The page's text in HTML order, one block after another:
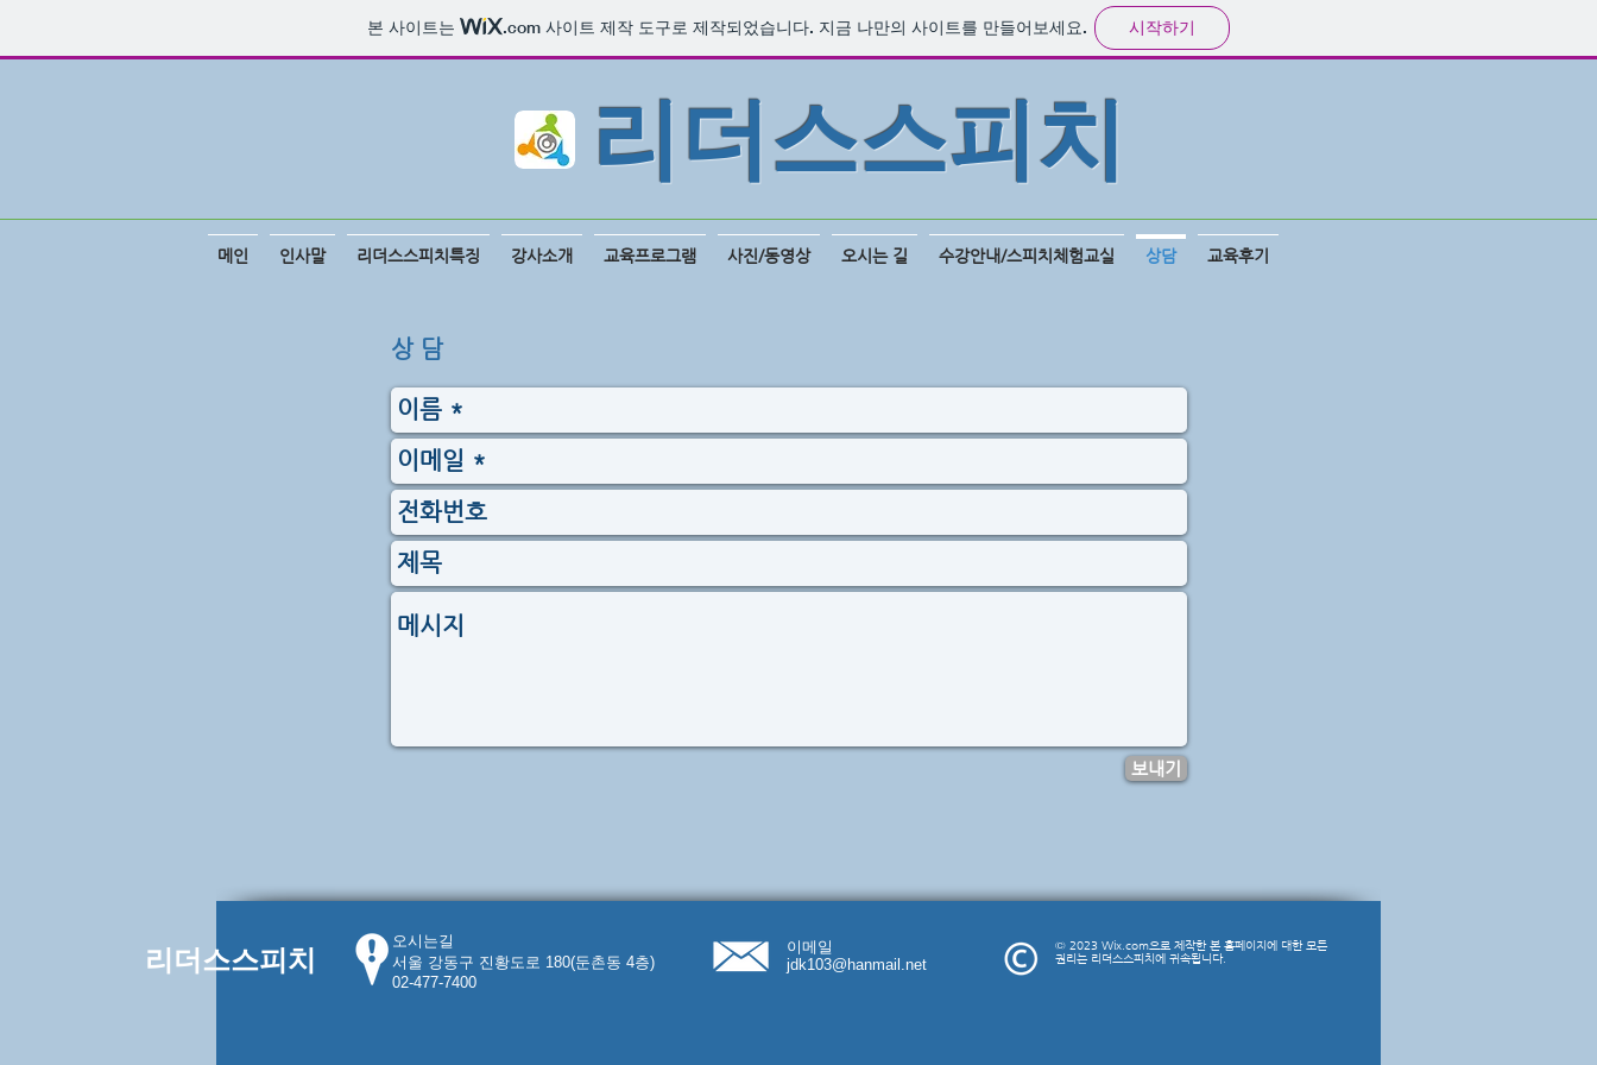
본 사이트는 .com 사이트 제작 도구로 제작되었습니다. 지금 나만의 사이트를 만들어보세요. 시작하기
​리더스스피치
메인 인사말 리더스스피치특징 강사소개 교육프로그램 사진/동영상 오시는 길 수강안내/스피치체험교실 상담 교육후기
상 담
보내기
​리더스스피치
오시는길
​서울 강동구 진황도로 180(둔촌동 4층)
02-477-7400
이메일
jdk103@hanmail.net
© 2023 Wix.com으로 제작한 본 홈페이지에 대한 모든
권리는 리더스스피치에 귀속됩니다.